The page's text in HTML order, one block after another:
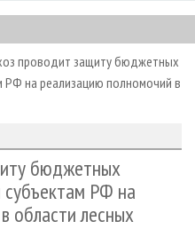
проводит защиту бюджетных
РФ на реализацию полномочий в
бюджетных
субъектам РФ на
области лесных